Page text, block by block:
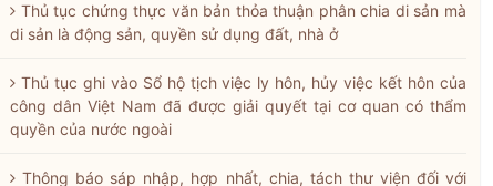
Thủ tục chứng thực văn bản thỏa thuận phân chia di sản mà
di sản là động sản, quyền sử dụng đất, nhà ở
Thủ tục ghi vào Sổ hộ tịch việc ly hôn, hủy việc kết hôn của
công dân Việt Nam đã được giải quyết tại cơ quan có thẩm
quyền của nước ngoài
Thông báo sáp nhập, hợp nhất, chia, tách thư viện đối với